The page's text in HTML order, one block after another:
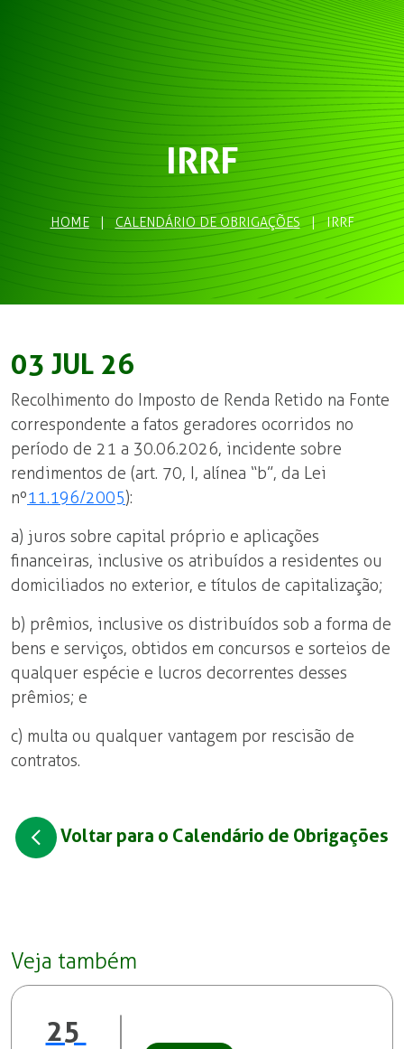
IRRF
HOME | CALENDÁRIO DE OBRIGAÇÕES | IRRF
03 JUL 26
Recolhimento do Imposto de Renda Retido na Fonte
correspondente a fatos geradores ocorridos no
período de 21 a 30.06.2026, incidente sobre
rendimentos de (art. 70, I, alínea “b”, da Lei
nº11.196/2005):
a) juros sobre capital próprio e aplicações
financeiras, inclusive os atribuídos a residentes ou
domiciliados no exterior, e títulos de capitalização;
b) prêmios, inclusive os distribuídos sob a forma de
bens e serviços, obtidos em concursos e sorteios de
qualquer espécie e lucros decorrentes desses
prêmios; e
c) multa ou qualquer vantagem por rescisão de
contratos.
Voltar para o Calendário de Obrigações
Veja também
25